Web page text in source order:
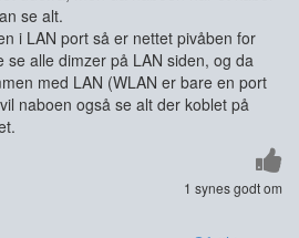
se alt.
i LAN port så er nettet pivåben for
se alle dimzer på LAN siden, og da
med LAN (WLAN er bare en port
naboen også se alt der koblet på
1 synes godt om